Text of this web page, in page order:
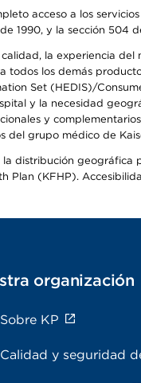
acceso a los
1990, y la sección 504
la experiencia
todos los demás
Set (HEDIS)/
y la necesidad
y
del grupo médico de
distribución
(KFHP).
organización
Sobre KP
Calidad y seguridad